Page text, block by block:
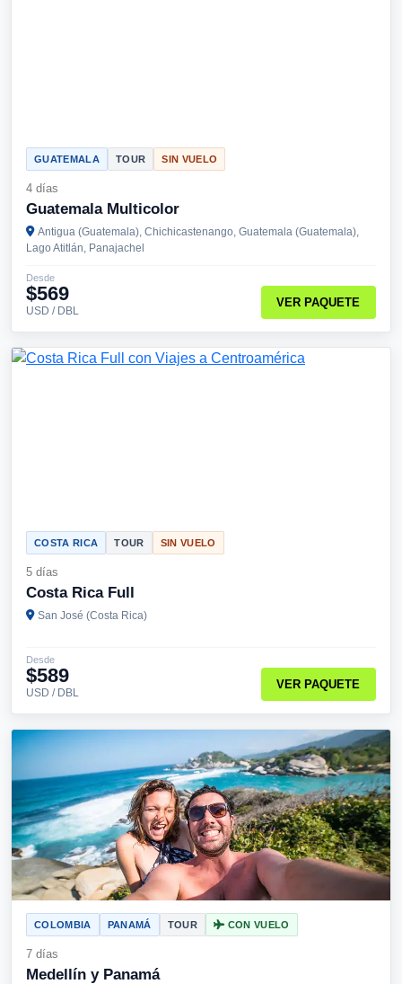
GUATEMALA TOUR SIN VUELO
4 días
Guatemala Multicolor
Antigua (Guatemala), Chichicastenango, Guatemala (Guatemala),
Lago Atitlán, Panajachel
Desde
$569
USD / DBL
VER PAQUETE
COSTA RICA TOUR SIN VUELO
5 días
Costa Rica Full
San José (Costa Rica)
Desde
$589
USD / DBL
VER PAQUETE
COLOMBIA PANAMÁ TOUR CON VUELO
7 días
Medellín y Panamá